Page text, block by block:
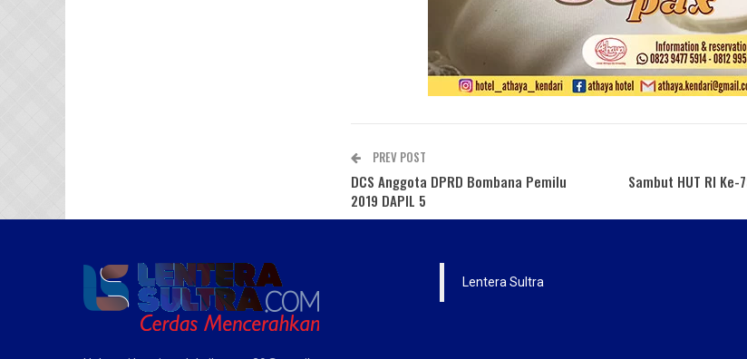
PREV POST
DCS Anggota DPRD Bombana Pemilu
2019 DAPIL 5
Sambut HUT RI Ke-
Lentera Sultra